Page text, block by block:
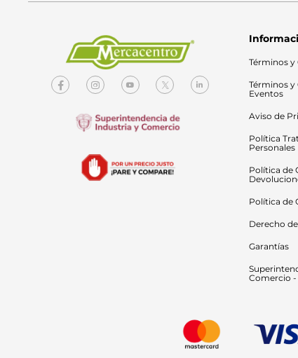
Términos
Términos
Eventos
Aviso de
Política
Personales
Política de
Política de
Derecho
Garantías
Comercio -